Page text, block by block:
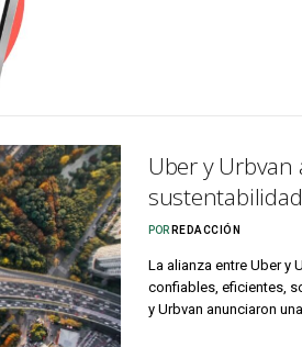
Uber y
sustentabilidad
POR REDACCIÓN
La alianza entre Uber y
confiables, eficientes,
y Urbvan anunciaron